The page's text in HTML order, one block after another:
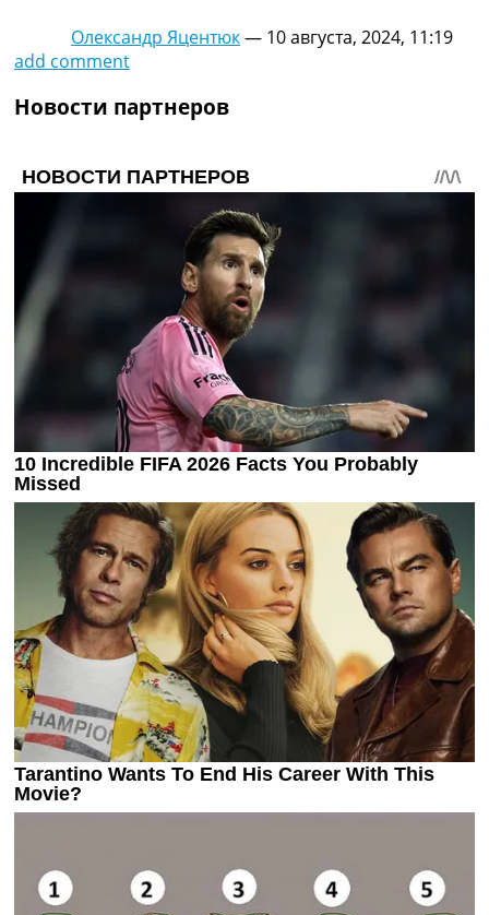
Конкурс прогнозов
Логин
Правила
Чемпионат Мира
Украина. Премьер-Лига
Украина. Первая Лига
Лига Чемпионов
Англия. Премьер Лига
Испания. Ла Лига
Другие Турниры >>>
Таблицы групп Чемпионата Мира
Украина. Премьер-Лига
Украина. Первая Лига
Лига Чемпионов. Таблицы групп
Англия. Премьер-Лига
Все таблицы >>>
Рейтинги
Рейтинг стран УЕФА
Рейтинг клубов УЕФА
Рейтинг ФИФА
ТВ программа
Олександр Яцентюк— 10 августа, 2024, 11:19
add comment
Новости партнеров